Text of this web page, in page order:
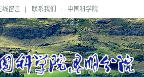
线留言 联系我们 中国科学院